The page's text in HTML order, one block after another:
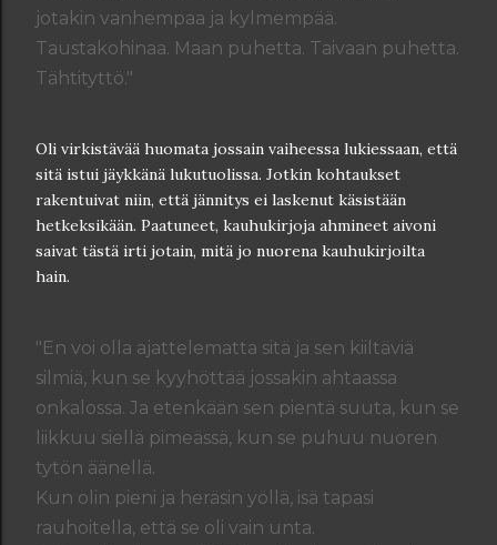
jotakin vanhempaa ja kylmempää.
Taustakohinaa. Maan puhetta. Taivaan puhetta.
Tähtityttö."
Oli virkistävää huomata jossain vaiheessa lukiessaan, että
sitä istui jäykkänä lukutuolissa. Jotkin kohtaukset
rakentuivat niin, että jännitys ei laskenut käsistään
hetkeksikään. Paatuneet, kauhukirjoja ahmineet aivoni
saivat tästä irti jotain, mitä jo nuorena kauhukirjoilta
hain.
"En voi olla ajattelematta sitä ja sen kiiltäviä
silmiä, kun se kyyhöttää jossakin ahtaassa
onkalossa. Ja etenkään sen pientä suuta, kun se
liikkuu siellä pimeässä, kun se puhuu nuoren
tytön äänellä.
Kun olin pieni ja heräsin yöllä, isä tapasi
rauhoitella, että se oli vain unta.